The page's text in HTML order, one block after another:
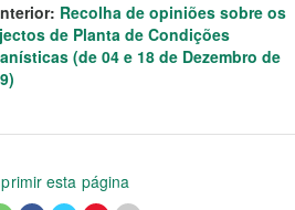
Recolha de opiniões sobre os
de Planta de Condições
(de 04 e 18 de Dezembro de
esta página